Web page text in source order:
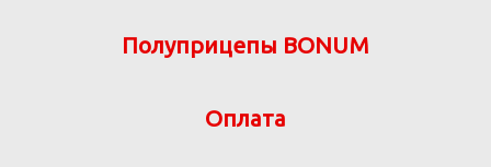
Полуприцепы BONUM
Оплата